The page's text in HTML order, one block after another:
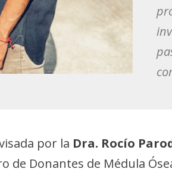
por la Dra. Rocío
de Donantes de Médula